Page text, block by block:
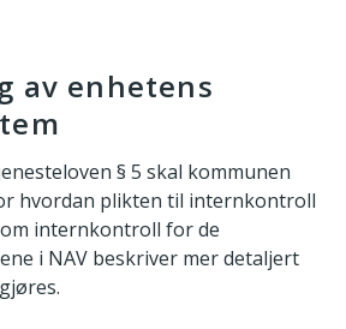
av enhetens
§ 5 skal kommunen
hvordan plikten til internkontroll
internkontroll for de
i NAV beskriver mer detaljert